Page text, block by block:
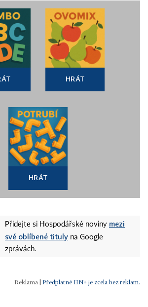
HRÁT
HRÁT
Přidejte si Hospodářské noviny mezi
své oblíbené tituly na Google
zprávách.
Předplatné HN+ je zcela bez reklam.